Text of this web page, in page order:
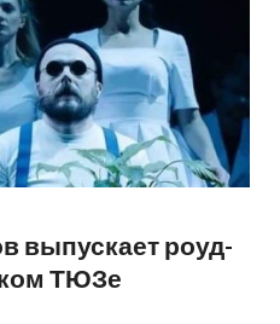
выпускает роуд-
ТЮЗе